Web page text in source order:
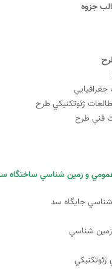
جزوه
) مقدمه
جغرافيايي
ژئوتكنيكي طرح
فني طرح
و زمين شناسي ساختگاه
شناسي
زمين